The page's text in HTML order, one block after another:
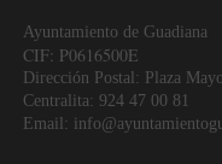
Ayuntamiento de Guadiana
CIF: P0616500E
Dirección Postal: Plaza
Centralita: 924 47 00 81
Email: